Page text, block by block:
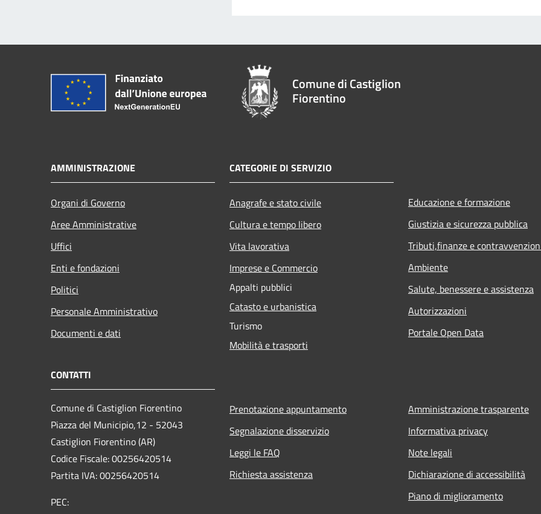
Comune di Castiglion
Fiorentino
AMMINISTRAZIONE
Organi di Governo
Aree Amministrative
Uffici
Enti e fondazioni
Politici
Personale Amministrativo
Documenti e dati
CATEGORIE DI SERVIZIO
Anagrafe e stato civile
Cultura e tempo libero
Vita lavorativa
Imprese e Commercio
Appalti pubblici
Catasto e urbanistica
Turismo
Mobilità e trasporti
Educazione e formazione
Giustizia e sicurezza pubblica
Tributi,finanze e
Ambiente
Salute, benessere e assistenza
Autorizzazioni
Portale Open Data
CONTATTI
Comune di Castiglion Fiorentino
Piazza del Municipio,12 - 52043
Castiglion Fiorentino (AR)
Codice Fiscale: 00256420514
Partita IVA: 00256420514
PEC:
Prenotazione appuntamento
Segnalazione disservizio
Leggi le FAQ
Richiesta assistenza
Amministrazione trasparente
Informativa privacy
Note legali
Dichiarazione di accessibilità
Piano di miglioramento